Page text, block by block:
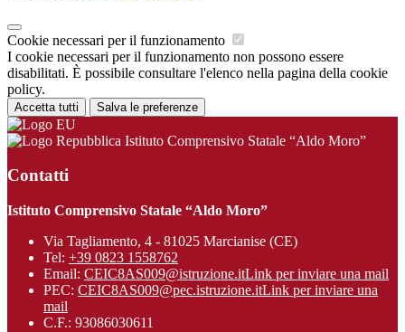
Cookie necessari per il funzionamento
I cookie necessari per il funzionamento non possono essere
disabilitati. È possibile consultare l'elenco nella pagina della cookie
policy.
Accetta tutti Salva le preferenze
Istituto Comprensivo Statale “Aldo Moro”
Contatti
Istituto Comprensivo Statale “Aldo Moro”
Via Tagliamento, 4 - 81025 Marcianise (CE)
Tel: +39 0823 1558762
Email: CEIC8AS009@istruzione.itLink per inviare una mail
PEC: CEIC8AS009@pec.istruzione.itLink per inviare una
mail
C.F.: 93086030611